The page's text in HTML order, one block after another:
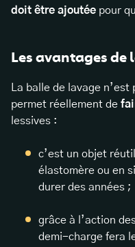
doit être ajoutée pour
Les avantages de
La balle de lavage n’est
permet réellement de
lessives :
c’est un objet
élastomère ou en
durer des années ;
grâce à l’action
demi-charge fera